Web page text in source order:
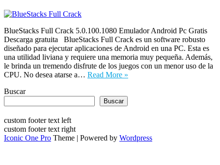
BlueStacks Full Crack 5.0.100.1080 Emulador Android Pc Gratis
Descarga gratuita BlueStacks Full Crack es un software robusto
diseñado para ejecutar aplicaciones de Android en una PC. Esta es
una utilidad liviana y requiere una memoria muy pequeña. Además,
le brinda un tremendo disfrute de los juegos con un menor uso de la
CPU. No desea atarse a… Read More »
Buscar
Buscar
custom footer text left
custom footer text right
Iconic One Pro Theme | Powered by Wordpress